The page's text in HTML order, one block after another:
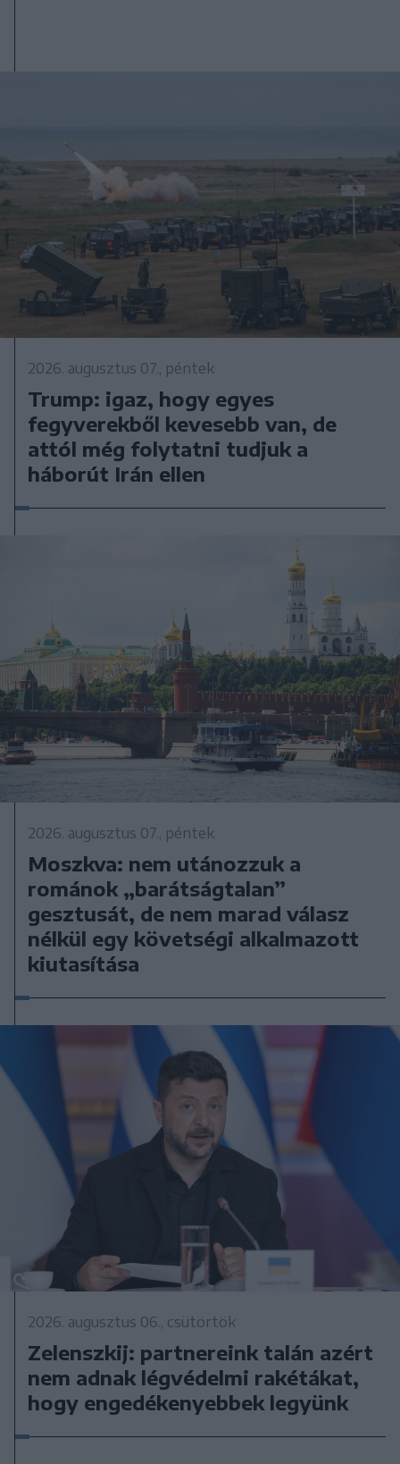
2026. augusztus 07., péntek
Trump: igaz, hogy egyes
fegyverekből kevesebb van, de
attól még folytatni tudjuk a
háborút Irán ellen
2026. augusztus 07., péntek
Moszkva: nem utánozzuk a
románok „barátságtalan”
gesztusát, de nem marad válasz
nélkül egy követségi alkalmazott
kiutasítása
2026. augusztus 06., csütörtök
Zelenszkij: partnereink talán azért
nem adnak légvédelmi rakétákat,
hogy engedékenyebbek legyünk